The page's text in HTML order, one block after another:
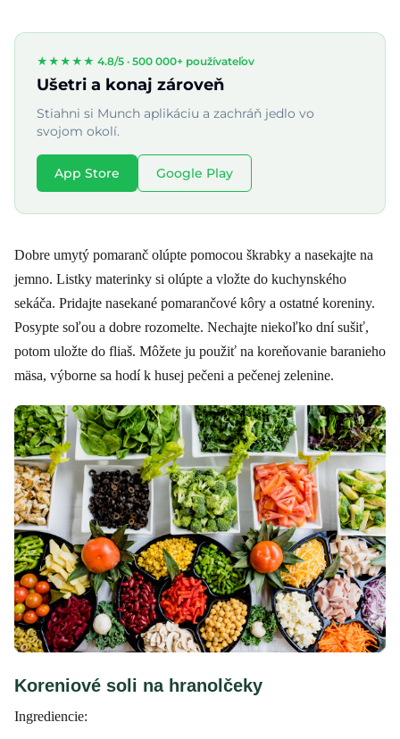
★★★★★ 4.8/5 · 500 000+ používateľov
Ušetri a konaj zároveň
Stiahni si Munch aplikáciu a zachráň jedlo vo
svojom okolí.
App Store Google Play
Dobre umytý pomaranč olúpte pomocou škrabky a nasekajte na
jemno. Listky materinky si olúpte a vložte do kuchynského
sekáča. Pridajte nasekané pomarančové kôry a ostatné koreniny.
Posypte soľou a dobre rozomelte. Nechajte niekoľko dní sušiť,
potom uložte do fliaš. Môžete ju použiť na koreňovanie baranieho
mäsa, výborne sa hodí k husej pečeni a pečenej zelenine.
Koreniové soli na hranolčeky
Ingrediencie: